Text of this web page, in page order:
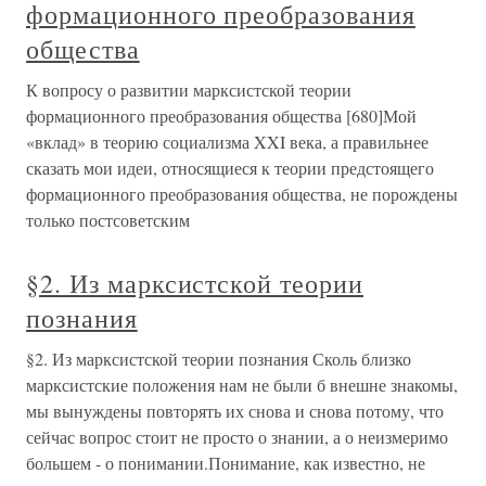
формационного преобразования
общества
К вопросу о развитии марксистской теории
формационного преобразования общества [680]Мой
«вклад» в теорию социализма XXI века, а правильнее
сказать мои идеи, относящиеся к теории предстоящего
формационного преобразования общества, не порождены
только постсоветским
§2. Из марксистской теории
познания
§2. Из марксистской теории познания Сколь близко
марксистские положения нам не были б внешне знакомы,
мы вынуждены повторять их снова и снова потому, что
сейчас вопрос стоит не просто о знании, а о неизмеримо
большем - о понимании.Понимание, как известно, не